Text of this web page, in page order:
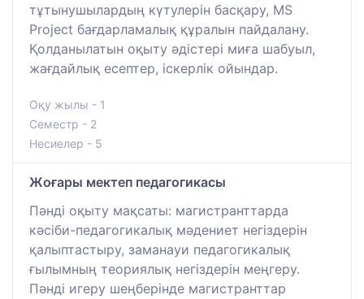
тұтынушылардың күтулерін басқару, MS
Project бағдарламалық құралын пайдалану.
Қолданылатын оқыту әдістері миға шабуыл,
жағдайлық есептер, іскерлік ойындар.
Оқу жылы - 1
Семестр - 2
Несиелер - 5
Жоғары мектеп педагогикасы
Пәнді оқыту мақсаты: магистранттарда
кәсіби-педагогикалық мәдениет негіздерін
қалыптастыру, заманауи педагогикалық
ғылымның теориялық негіздерін меңгеру.
Пәнді игеру шеңберінде магистранттар